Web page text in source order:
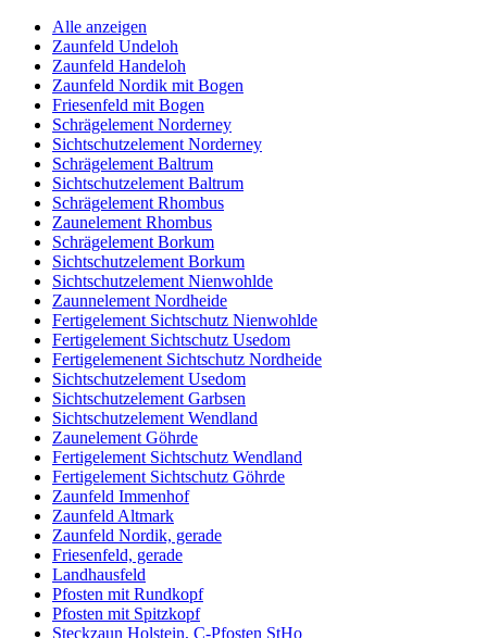
Alle anzeigen
Zaunfeld Undeloh
Zaunfeld Handeloh
Zaunfeld Nordik mit Bogen
Friesenfeld mit Bogen
Schrägelement Norderney
Sichtschutzelement Norderney
Schrägelement Baltrum
Sichtschutzelement Baltrum
Schrägelement Rhombus
Zaunelement Rhombus
Schrägelement Borkum
Sichtschutzelement Borkum
Sichtschutzelement Nienwohlde
Zaunnelement Nordheide
Fertigelement Sichtschutz Nienwohlde
Fertigelement Sichtschutz Usedom
Fertigelemenent Sichtschutz Nordheide
Sichtschutzelement Usedom
Sichtschutzelement Garbsen
Sichtschutzelement Wendland
Zaunelement Göhrde
Fertigelement Sichtschutz Wendland
Fertigelement Sichtschutz Göhrde
Zaunfeld Immenhof
Zaunfeld Altmark
Zaunfeld Nordik, gerade
Friesenfeld, gerade
Landhausfeld
Pfosten mit Rundkopf
Pfosten mit Spitzkopf
Steckzaun Holstein, C-Pfosten StHo